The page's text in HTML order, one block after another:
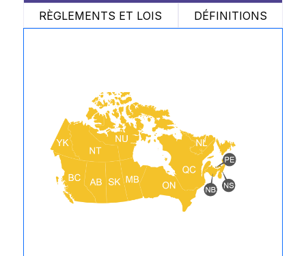
RÈGLEMENTS ET LOIS
DÉFINITIONS